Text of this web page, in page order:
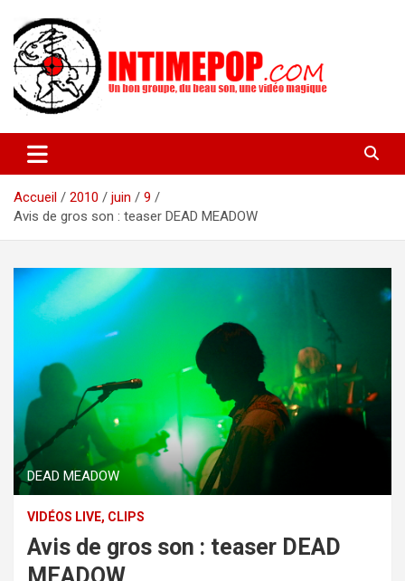
contenu
intimepop.com
actuelles pop rock, post-rock, indé sur Lyon. rock pop concert
lyon
Accueil
2010 juin
9
Avis de gros son : teaser DEAD MEADOW
DEAD MEADOW
VIDÉOS LIVE, CLIPS
Avis de gros son : teaser DEAD